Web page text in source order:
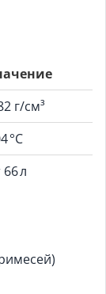
г/см³
°C
66 л